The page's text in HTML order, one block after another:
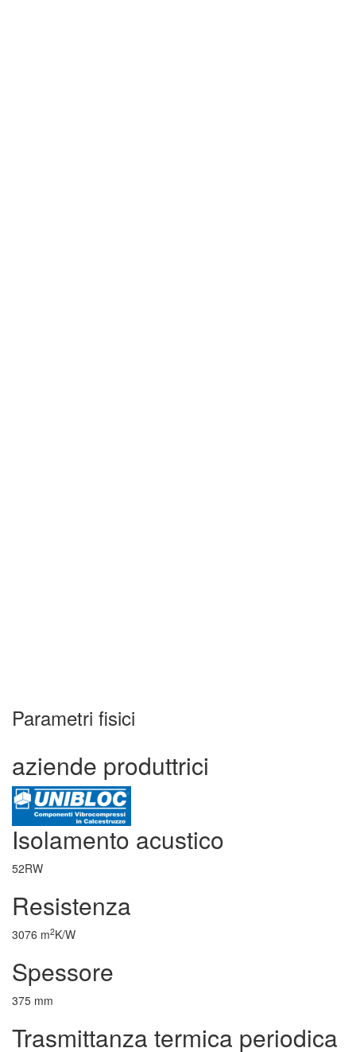
Parametri fisici
aziende produttrici
Isolamento acustico
52RW
Resistenza
3076 m2K/W
Spessore
375 mm
Trasmittanza termica periodica